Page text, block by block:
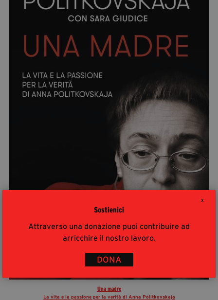
X
Sostienici
Attraverso una donazione puoi contribuire ad
arricchire il nostro lavoro.
DONA
+39 346 954 4078
Una madre
La vita e la passione per la verità di Anna Politkovskaja